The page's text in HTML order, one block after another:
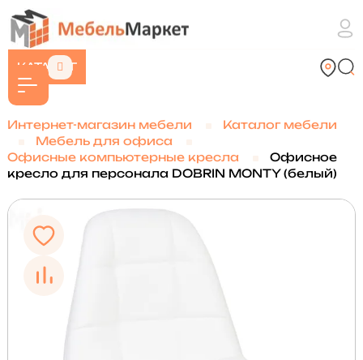
КАТАЛОГ
Интернет-магазин мебели
Каталог мебели
Мебель для офиса
Офисные компьютерные кресла
Офисное
кресло для персонала DOBRIN MONTY (белый)